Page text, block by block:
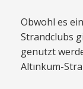
Obwohl es
Strandclubs
genutzt
Altınkum-